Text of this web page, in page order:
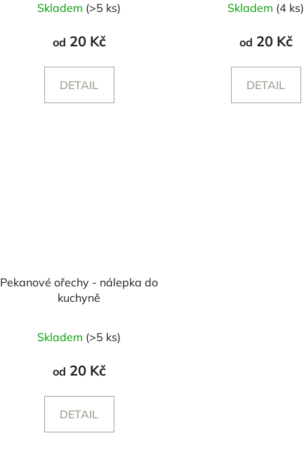
Skladem (>5 ks)
od 20 Kč
DETAIL
Skladem (4 ks)
od 20 Kč
DETAIL
Pekanové ořechy - nálepka do
kuchyně
Skladem (>5 ks)
od 20 Kč
DETAIL